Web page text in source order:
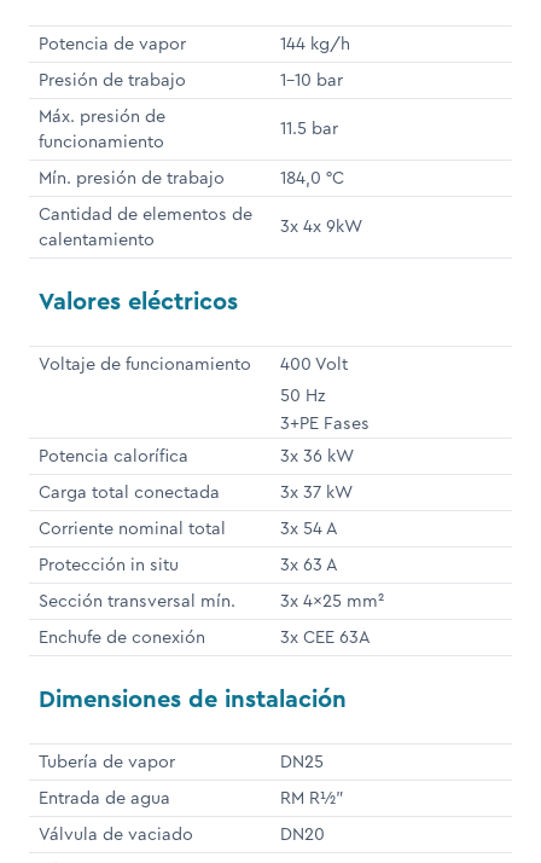
Potencia de vapor
144 kg/h
Presión de trabajo
1-10 bar
Máx. presión de
funcionamiento
11.5 bar
Mín. presión de trabajo
184,0 °C
Cantidad de elementos de
calentamiento
3x 4x 9kW
Valores eléctricos
Voltaje de funcionamiento
400 Volt
50 Hz
3+PE Fases
Potencia calorífica
3x 36 kW
Carga total conectada
3x 37 kW
Corriente nominal total
3x 54 A
Protección in situ
3x 63 A
Sección transversal mín.
3x 4x25 mm²
Enchufe de conexión
3x CEE 63A
Dimensiones de instalación
Tubería de vapor
DN25
Entrada de agua
RM R½"
Válvula de vaciado
DN20